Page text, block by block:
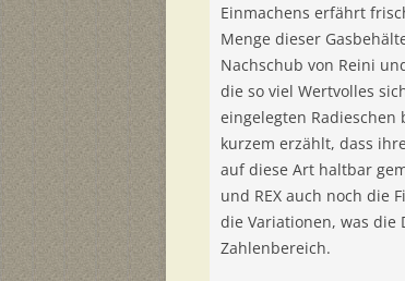
Einmachens erfährt
Menge dieser
Nachschub von Reini
die so viel Wertvolles
eingelegten
kurzem erzählt, dass
auf diese Art haltbar
und REX auch noch die
die Variationen, was die
Zahlenbereich.